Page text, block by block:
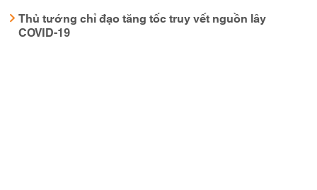
Thủ tướng chỉ đạo tăng tốc truy vết nguồn lây
COVID-19